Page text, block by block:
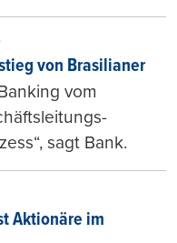
von Brasilianer
vom
sagt Bank.
Aktionäre im